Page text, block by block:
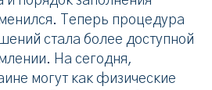
Теперь процедура
стала более доступной
На сегодня,
могут как физические